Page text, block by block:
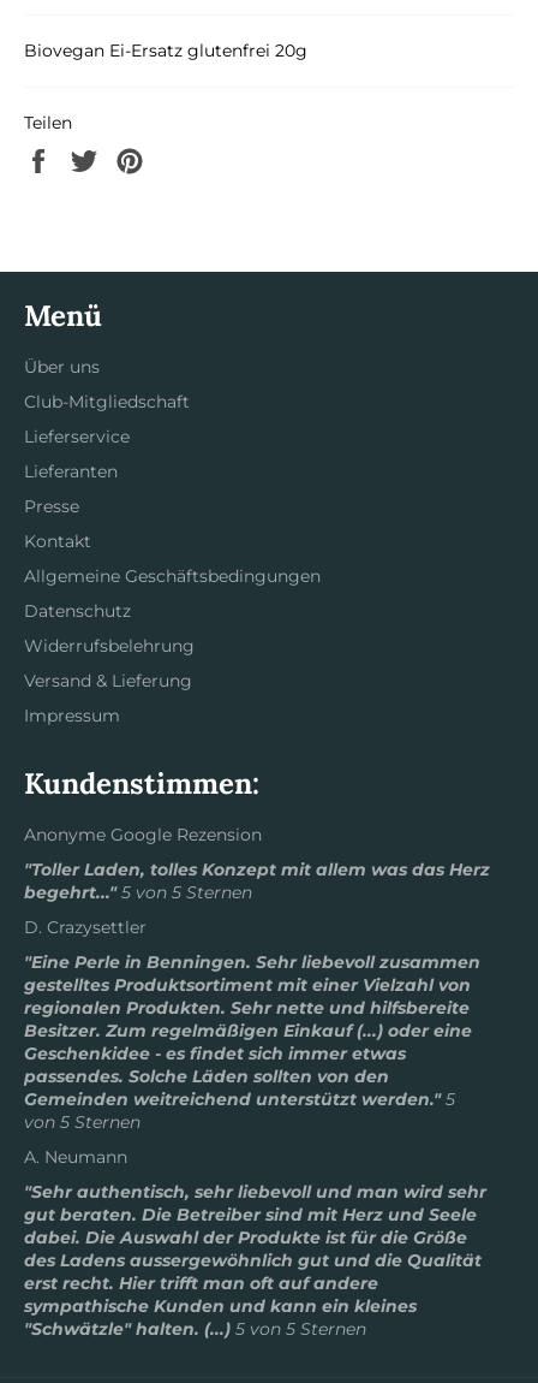
Biovegan Ei-Ersatz glutenfrei 20g
Teilen
Auf
Facebook
Auf
Twitter
Menü
Über uns
Club-Mitgliedschaft
Lieferservice
Lieferanten
Presse
Kontakt
Allgemeine Geschäftsbedingungen
Datenschutz
Widerrufsbelehrung
Versand & Lieferung
Impressum
Kundenstimmen:
Anonyme Google Rezension
"Toller Laden, tolles Konzept mit allem was das Herz
begehrt..."5 von 5 Sternen
D. Crazysettler
"Eine Perle in Benningen. Sehr liebevoll zusammen
gestelltes Produktsortiment mit einer Vielzahl von
regionalen Produkten. Sehr nette und hilfsbereite
Besitzer. Zum regelmäßigen Einkauf (...) oder eine
Geschenkidee - es findet sich immer etwas
passendes. Solche Läden sollten von den
Gemeinden weitreichend unterstützt werden."5
von 5 Sternen
A. Neumann
"Sehr authentisch, sehr liebevoll und man wird sehr
gut beraten. Die Betreiber sind mit Herz und Seele
dabei. Die Auswahl der Produkte ist für die Größe
des Ladens aussergewöhnlich gut und die Qualität
erst recht. Hier trifft man oft auf andere
sympathische Kunden und kann ein kleines
"Schwätzle" halten. (...) 5 von 5 Sternen